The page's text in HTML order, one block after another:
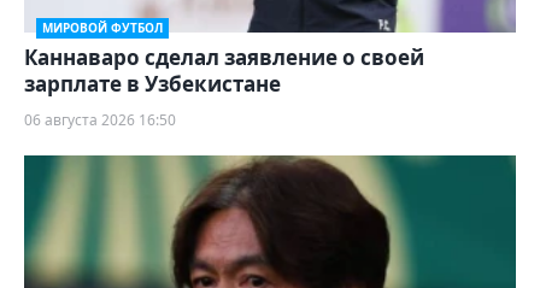
МИРОВОЙ ФУТБОЛ
Каннаваро сделал заявление о своей
зарплате в Узбекистане
06 августа 2026 16:50